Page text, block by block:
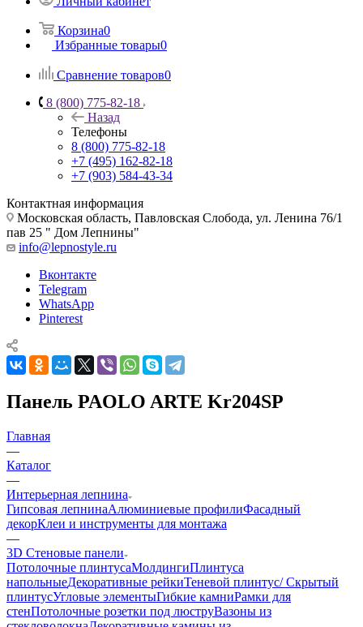
Корзина0
Избранные товары0
Сравнение товаров0
8 (800) 775-82-18
Назад
Телефоны
8 (800) 775-82-18
+7 (495) 162-82-18
+7 (903) 584-43-34
Контактная информация
Московская область, Павловская Слобода, ул. Ленина 76/1
пав 25 " Дом Лепнины"
info@lepnostyle.ru
Вконтакте
Telegram
WhatsApp
Pinterest
Панель PAOLO ARTE Kr204SP
Главная
—
Каталог
—
Интерьерная лепнина
Гипсовая лепнинаАлюминиевые профилиФасадный
декорКлеи и инструменты для монтажа
—
3D Стеновые панели
Потолочные плинтусаМолдингиПлинтуса
напольныеДекоративные рейкиТеневой плинтус/ Скрытый
плинтусУгловые элементыГибкие камниРамки для
стенПотолочные розетки под люструВазоны из